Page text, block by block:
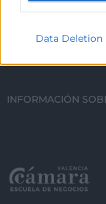
related to
related to
I want to
Data Deletion
INFORMACIÓN